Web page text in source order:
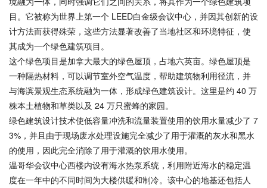
目。它被称为世界上第一个 LEED白金级会议中心，并因其创新的设
计方法而获得殊荣，这些方法显著改善了当地社区和环境特征，使
其成为一个绿色建筑项目。
这个绿色项目是加拿大最大的绿色屋顶，占地六英亩。绿色屋顶是
一种隔热材料，可以调节室外空气温度，帮助建筑物利用径流，并
与海滨景观生态系统融为一体，形成绿色建筑设计。这里是约 40 万
株本土植物和草类以及 24 万只蜜蜂的家园。
绿色建筑设计技术使低容量冲洗和流量装置使用的饮用水量减少了 7
3%，并且由于现场废水处理设施完全减少了用于灌溉的灰水和黑水
的使用，因此完全消除了用于灌溉的饮用水使用。
温哥华会议中心西楼内设有海水热泵系统，利用附近海水的稳定温
度在一年中的不同时间为大楼供暖和制冷。该中心的地基还包括人